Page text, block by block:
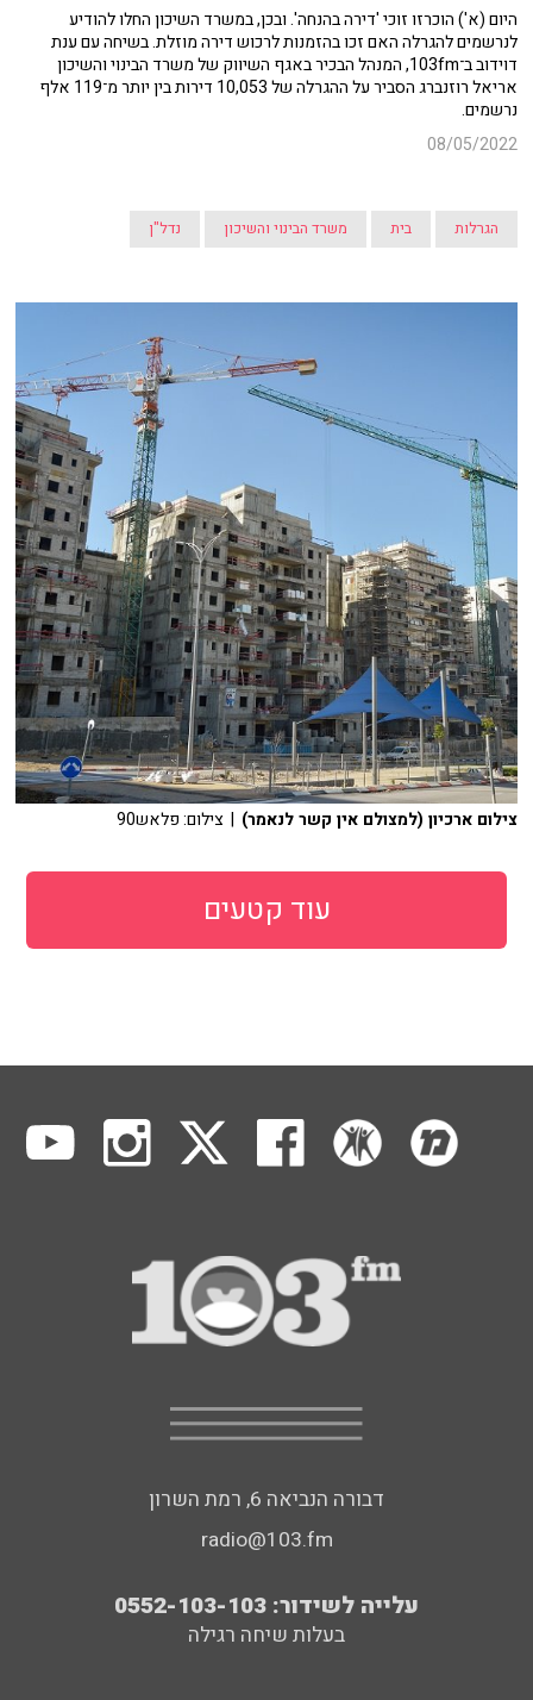
היום (א') הוכרזו זוכי 'דירה בהנחה'. ובכן, במשרד השיכון החלו להודיע
לנרשמים להגרלה האם זכו בהזמנות לרכוש דירה מוזלת. בשיחה עם ענת
דוידוב ב־103fm, המנהל הבכיר באגף השיווק של משרד הבינוי והשיכון
אריאל רוזנברג הסביר על ההגרלה של 10,053 דירות בין יותר מ־119 אלף
נרשמים.
08/05/2022
הגרלות בית משרד הבינוי והשיכון נדל"ן
צילום ארכיון (למצולם אין קשר לנאמר) | צילום: פלאש90
עוד קטעים
דבורה הנביאה 6, רמת השרון
radio@103.fm
עלייה לשידור: 0552-103-103
בעלות שיחה רגילה